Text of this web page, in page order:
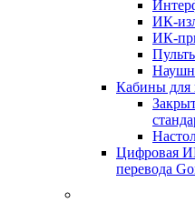
ИК-
ИК-
Кабины для
Цифровая
перевода